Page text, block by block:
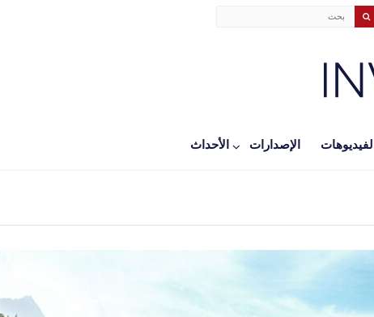
الفيديوهات الإصدارات اﻷحداث